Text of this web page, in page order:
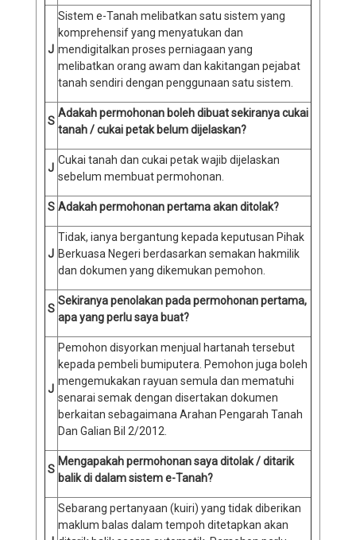
J
Sistem e-Tanah melibatkan satu sistem yang
komprehensif yang menyatukan dan
mendigitalkan proses perniagaan yang
melibatkan orang awam dan kakitangan pejabat
tanah sendiri dengan penggunaan satu sistem.
S
Adakah permohonan boleh dibuat sekiranya cukai
tanah / cukai petak belum dijelaskan?
J
Cukai tanah dan cukai petak wajib dijelaskan
sebelum membuat permohonan.
S Adakah permohonan pertama akan ditolak?
J
Tidak, ianya bergantung kepada keputusan Pihak
Berkuasa Negeri berdasarkan semakan hakmilik
dan dokumen yang dikemukan pemohon.
S
Sekiranya penolakan pada permohonan pertama,
apa yang perlu saya buat?
J
Pemohon disyorkan menjual hartanah tersebut
kepada pembeli bumiputera. Pemohon juga boleh
mengemukakan rayuan semula dan mematuhi
senarai semak dengan disertakan dokumen
berkaitan sebagaimana Arahan Pengarah Tanah
Dan Galian Bil 2/2012.
S
Mengapakah permohonan saya ditolak / ditarik
balik di dalam sistem e-Tanah?
Sebarang pertanyaan (kuiri) yang tidak diberikan
maklum balas dalam tempoh ditetapkan akan